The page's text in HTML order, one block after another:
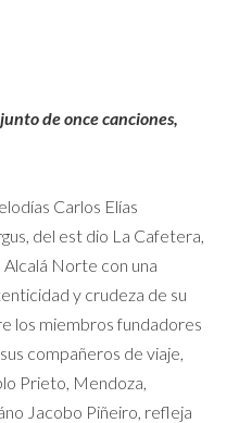
de once canciones,
Carlos Elías
del est dio La Cafetera,
Norte con una
y crudeza de su
los miembros fundadores
compañeros de viaje,
Prieto, Mendoza,
Jacobo Piñeiro, refleja